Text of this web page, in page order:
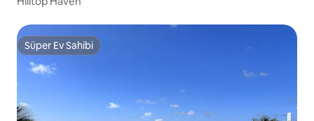
Süper Ev Sahibi
Süper Ev Sahibi